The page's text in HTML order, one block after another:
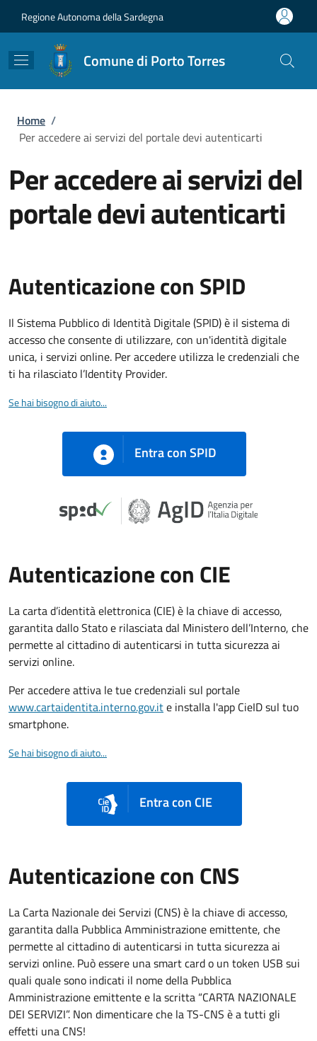
Regione Autonoma della Sardegna
Comune di Porto Torres
Briciole di pane
Home /
Per accedere ai servizi del portale devi autenticarti
Per accedere ai servizi del
portale devi autenticarti
Autenticazione con SPID
Il Sistema Pubblico di Identità Digitale (SPID) è il sistema di
accesso che consente di utilizzare, con un'identità digitale
unica, i servizi online. Per accedere utilizza le credenziali che
ti ha rilasciato l’Identity Provider.
Se hai bisogno di aiuto...
Entra con SPID
Autenticazione con CIE
La carta d’identità elettronica (CIE) è la chiave di accesso,
garantita dallo Stato e rilasciata dal Ministero dell’Interno, che
permette al cittadino di autenticarsi in tutta sicurezza ai
servizi online.
Per accedere attiva le tue credenziali sul portale
www.cartaidentita.interno.gov.ite installa l'app CieID sul tuo
smartphone.
Se hai bisogno di aiuto...
Entra con CIE
Autenticazione con CNS
La Carta Nazionale dei Servizi (CNS) è la chiave di accesso,
garantita dalla Pubblica Amministrazione emittente, che
permette al cittadino di autenticarsi in tutta sicurezza ai
servizi online. Può essere una smart card o un token USB sui
quali quale sono indicati il nome della Pubblica
Amministrazione emittente e la scritta “CARTA NAZIONALE
DEI SERVIZI”. Non dimenticare che la TS-CNS è a tutti gli
effetti una CNS!